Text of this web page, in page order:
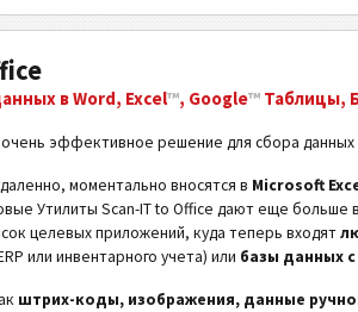
в Word, Excel™, Google™ Таблицы,
очень эффективное решение для сбора
моментально вносятся в Microsoft
Утилиты Scan-IT to Office дают еще больше
целевых приложений, куда теперь входят
или инвентарного учета) или базы данных
штрих-коды, изображения, данные